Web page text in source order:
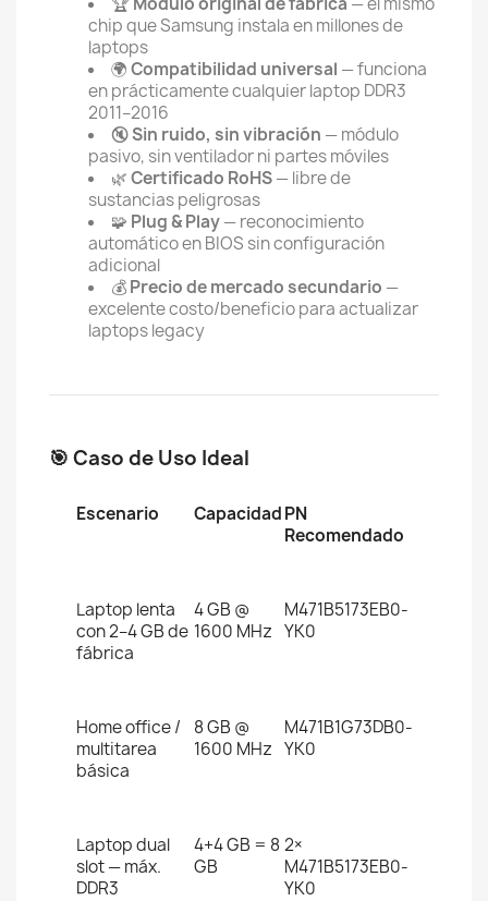
chip que Samsung instala en millones de
laptops
🌍Compatibilidad universal — funciona
en prácticamente cualquier laptop DDR3
2011–2016
🔇Sin ruido, sin vibración — módulo
pasivo, sin ventilador ni partes móviles
🌿Certificado RoHS— libre de
sustancias peligrosas
🧩 Plug & Play— reconocimiento
automático en BIOS sin configuración
adicional
💰Precio de mercado secundario —
excelente costo/beneficio para actualizar
laptops legacy
🎯 Caso de Uso Ideal
Escenario CapacidadPN
Recomendado
Laptop lenta
con 2–4 GB de
fábrica
4 GB @
1600 MHz
M471B5173EB0-
YK0
Home office /
multitarea
básica
8 GB @
1600 MHz
M471B1G73DB0-
YK0
Laptop dual
slot — máx.
DDR3
4+4 GB = 8
GB
2×
M471B5173EB0-
YK0